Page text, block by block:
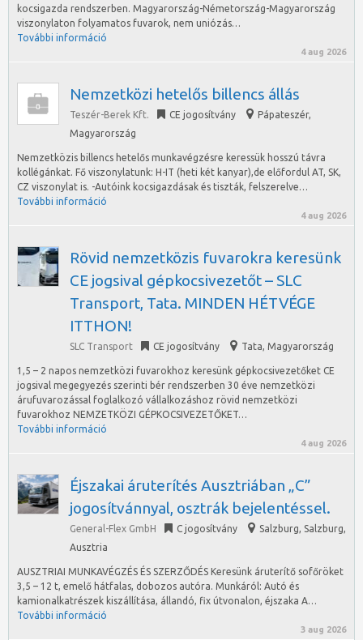
kocsigazda rendszerben. Magyarország-Németország-Magyarország
viszonylaton folyamatos fuvarok, nem uniózás…
További információ
4 aug 2026
Nemzetközi hetelős billencs állás
Teszér-Berek Kft. CE jogosítvány Pápateszér,
Magyarország
Nemzetközis billencs hetelős munkavégzésre keressük hosszú távra
kollégánkat. Fő viszonylatunk: H-IT (heti két kanyar),de előfordul AT, SK,
CZ viszonylat is. -Autóink kocsigazdásak és tiszták, felszerelve…
További információ
4 aug 2026
Rövid nemzetközis fuvarokra keresünk
CE jogsival gépkocsivezetőt – SLC
Transport, Tata. MINDEN HÉTVÉGE
ITTHON!
SLC Transport CE jogosítvány Tata, Magyarország
1,5 – 2 napos nemzetközi fuvarokhoz keresünk gépkocsivezetőket CE
jogsival megegyezés szerinti bér rendszerben 30 éve nemzetközi
árufuvarozással foglalkozó vállalkozáshoz rövid nemzetközi
fuvarokhoz NEMZETKÖZI GÉPKOCSIVEZETŐKET…
További információ
4 aug 2026
Éjszakai áruterítés Ausztriában „C”
jogosítvánnyal, osztrák bejelentéssel.
General-Flex GmbH C jogosítvány Salzburg, Salzburg,
Ausztria
AUSZTRIAI MUNKAVÉGZÉS ÉS SZERZŐDÉS Keresünk áruterítő sofőröket
3,5 – 12 t, emelő hátfalas, dobozos autóra. Munkáról: Autó és
kamionalkatrészek kiszállítása, állandó, fix útvonalon, éjszaka A…
További információ
3 aug 2026